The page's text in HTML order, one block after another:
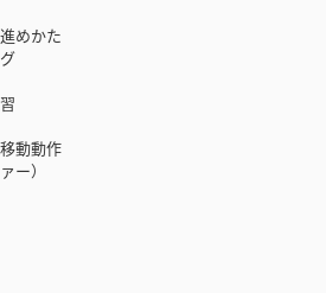
めかた
動動作
ー）